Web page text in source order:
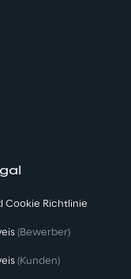
Cookie Richtlinie
(Bewerber)
(Kunden)